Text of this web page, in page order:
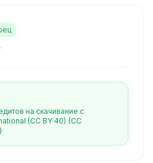
на скачивание с
(CC BY 40) (CC